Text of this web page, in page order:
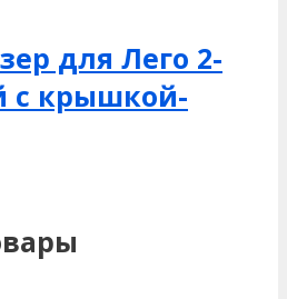
для Лего 2-
c крышкой-